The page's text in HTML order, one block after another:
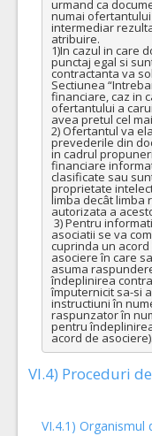
urmand ca
numai
intermediar
atribuire.
1)In cazul in care
punctaj egal si
contractanta va
Sectiunea
financiare, caz in
ofertantului a
avea pretul cel
2) Ofertantul va
prevederile din
in cadrul
financiare
clasificate sau
proprietate
limba decât
autorizata a
asociatii se va
cuprinda un
asociere în care
asuma
îndeplinirea
împuternicit sa-si
instructiuni în
raspunzator în
pentru
acord de asociere).
VI.4) Proceduri
VI.4.1)